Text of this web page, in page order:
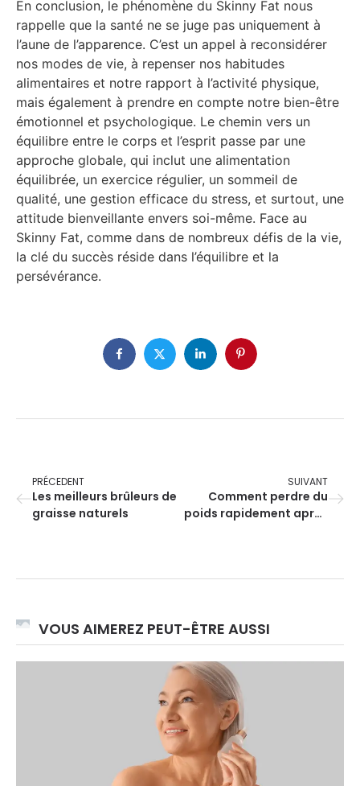
En conclusion, le phénomène du Skinny Fat nous
rappelle que la santé ne se juge pas uniquement à
l’aune de l’apparence. C’est un appel à reconsidérer
nos modes de vie, à repenser nos habitudes
alimentaires et notre rapport à l’activité physique,
mais également à prendre en compte notre bien-être
émotionnel et psychologique. Le chemin vers un
équilibre entre le corps et l’esprit passe par une
approche globale, qui inclut une alimentation
équilibrée, un exercice régulier, un sommeil de
qualité, une gestion efficace du stress, et surtout, une
attitude bienveillante envers soi-même. Face au
Skinny Fat, comme dans de nombreux défis de la vie,
la clé du succès réside dans l’équilibre et la
persévérance.
PRÉCEDENT
Les meilleurs brûleurs de
graisse naturels
SUIVANT
Comment perdre du
poids rapidement après
VOUS AIMEREZ PEUT-ÊTRE AUSSI